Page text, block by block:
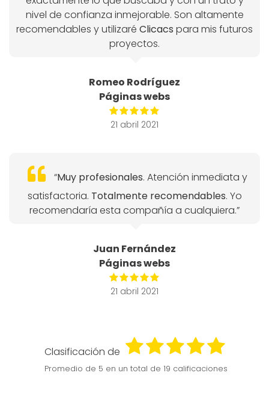
nivel de confianza inmejorable. Son altamente
recomendables y utilizaré Clicacs para mis futuros
proyectos.
Romeo Rodríguez
Páginas webs
21 abril 2021
“Muy profesionales. Atención inmediata y
satisfactoria. Totalmente recomendables. Yo
recomendaría esta compañía a cualquiera.”
Juan Fernández
Páginas webs
21 abril 2021
Clasificación de
Promedio de 5 en un total de 19 calificaciones